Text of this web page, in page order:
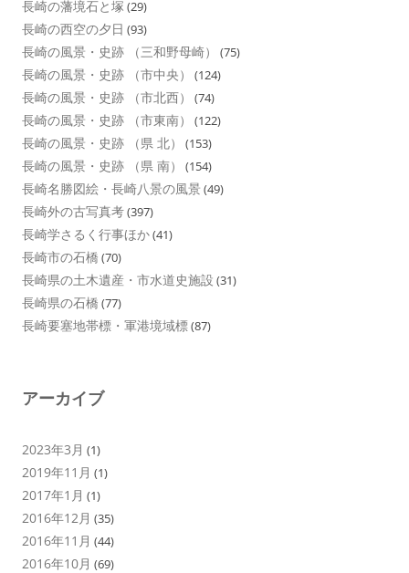
長崎の藩境石と塚 (29)
長崎の西空の夕日 (93)
長崎の風景・史跡 （三和野母崎） (75)
長崎の風景・史跡 （市中央） (124)
長崎の風景・史跡 （市北西） (74)
長崎の風景・史跡 （市東南） (122)
長崎の風景・史跡 （県 北） (153)
長崎の風景・史跡 （県 南） (154)
長崎名勝図絵・長崎八景の風景 (49)
長崎外の古写真考(397)
長崎学さるく行事ほか(41)
長崎市の石橋 (70)
長崎県の土木遺産・市水道史施設 (31)
長崎県の石橋 (77)
長崎要塞地帯標・軍港境域標(87)
アーカイブ
2023年3月 (1)
2019年11月 (1)
2017年1月 (1)
2016年12月 (35)
2016年11月 (44)
2016年10月 (69)